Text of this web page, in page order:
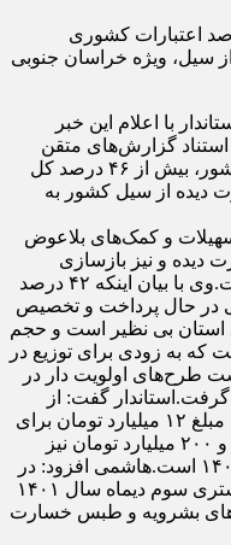
خراسان جنوبی: بیش از ۴۶ درصد اعتبارات کشوری
سیل، ویژه خراسان جنوبی
با اعلام این خبر
گزارش‌های متقن
ارائه شده به سازمان مدیریت بحران کشور، بیش از ۴۶ درصد کل
دیده از سیل کشور به
و کمک‌های بلاعوض
دیده و نیز بازسازی
زیرساخت ها، به استان‌ها اختصاص یافت.وی با بیان اینکه ۴۲ درصد
در حال پرداخت و تخصیص
استان بی نظیر است و حجم
تومان است که به زودی برای توزیع در
طرح‌های اولویت دار در
گفت: از
مجموع مبلغ هزار و ۲۱۲ میلیارد تومان، مبلغ ۱۲ میلیارد تومان برای
جبران خسارت سیل ۱۴۰۲ و مبلغ هزار و ۲۰۰ میلیارد تومان نیز
برای جبران خسارت سیل اردیبهشت ۱۴۰۳ است.هاشمی افزود: در
اثر زلزله ۵.۴ ریشتری ۲۲ آذر و ۵.۱ ریشتری سوم دیماه سال ۱۴۰۱
بشرویه و طبس خسارت